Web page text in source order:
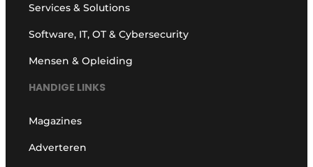
Services & Solutions
Software, IT, OT & Cybersecurity
Mensen & Opleiding
HANDIGE LINKS
Magazines
Adverteren